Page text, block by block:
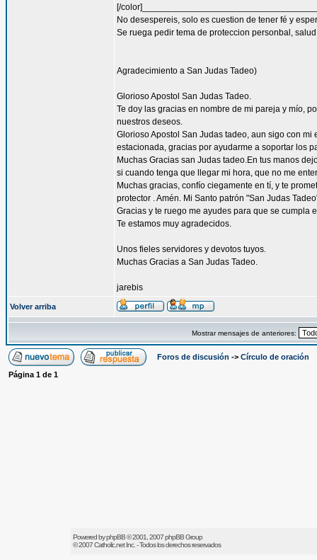
[/
No desespereis, solo es cuestion de tener fé y
Se ruega pedir tema de proteccion personbal,
Agradecimiento a San Judas Tadeo)
Glorioso Apostol San Judas Tadeo.
Te doy las gracias en nombre de mi pareja y mío,
nuestros deseos.
Glorioso Apostol San Judas tadeo, aun sigo con
estacionada, gracias por ayudarme a soportar los
Muchas Gracias san Judas tadeo.En tus manos
si cuando tenga que llegar mi hora, que no me
Muchas gracias, confío ciegamente en tí, y te
protector . Amén. Mi Santo patrón "San Judas
Gracias y te ruego me ayudes para que se cumpla
Te estamos muy agradecidos.
Unos fieles servidores y devotos tuyos.
Muchas Gracias a San Judas Tadeo.
jarebis
Volver arriba
Mostrar mensajes de anteriores:
Foros de discusión -> Círculo de oración
Página 1 de 1
Powered byphpBB© 2001, 2007 phpBB Group
© 2007Catholic.netInc. - Todos los derechos reservados